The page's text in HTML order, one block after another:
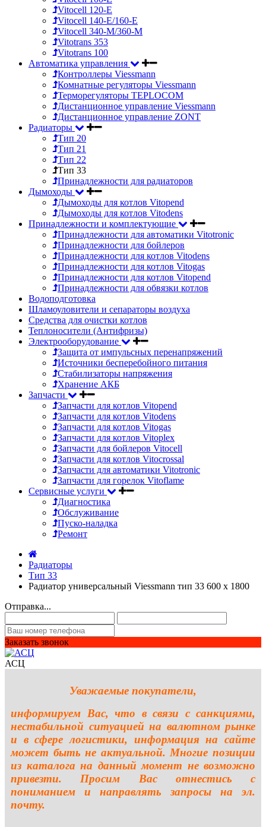
Vitocell 120-E
Vitocell 140-E/160-E
Vitocell 340-M/360-M
Vitotrans 353
Vitotrans 100
Автоматика управления
Контроллеры Viessmann
Комнатные регуляторы Viessmann
Терморегуляторы TEPLOCOM
Дистанционное управление Viessmann
Дистанционное управление ZONT
Радиаторы
Тип 20
Тип 21
Тип 22
Тип 33
Принадлежности для радиаторов
Дымоходы
Дымоходы для котлов Vitopend
Дымоходы для котлов Vitodens
Принадлежности и комплектующие
Принадлежности для автоматики Vitotronic
Принадлежности для бойлеров
Принадлежности для котлов Vitodens
Принадлежности для котлов Vitogas
Принадлежности для котлов Vitopend
Принадлежности для обвязки котлов
Водоподготовка
Шламоуловители и сепараторы воздуха
Средства для очистки котлов
Теплоносители (Антифризы)
Электрооборудование
Защита от импульсных перенапряжений
Источники бесперебойного питания
Стабилизаторы напряжения
Хранение АКБ
Запчасти
Запчасти для котлов Vitopend
Запчасти для котлов Vitodens
Запчасти для котлов Vitogas
Запчасти для котлов Vitoplex
Запчасти для бойлеров Vitocell
Запчасти для котлов Vitocrossal
Запчасти для автоматики Vitotronic
Запчасти для горелок Vitoflame
Сервисные услуги
Диагностика
Обслуживание
Пуско-наладка
Ремонт
Радиаторы
Тип 33
Радиатор универсальный Viessmann тип 33 600 x 1800
Отправка...
Заказать звонок
АСЦ
Уважаемые покупатели,
информируем Вас, что в связи с санкциями,
нестабильной ситуацией на валютном рынке
и в сфере логистики, информация на сайте
может быть не актуальной. Многие позиции
из каталога на данный момент не возможно
привезти. Просим Вас отнестись с
пониманием и направлять запросы на эл.
почту.